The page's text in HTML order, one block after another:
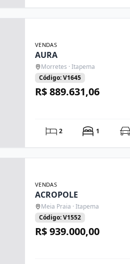
VENDAS
AURA
Morretes · Itapema
Código: V1645
R$ 889.631,06
2 1
VENDAS
ACROPOLE
Meia Praia · Itapema
Código: V1552
R$ 939.000,00